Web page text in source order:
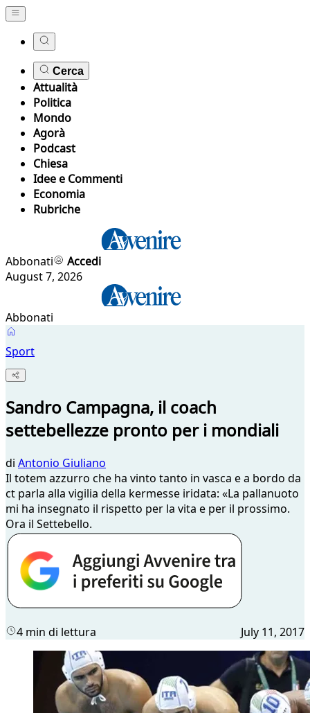
Cerca
Attualità
Politica
Mondo
Agorà
Podcast
Chiesa
Idee e Commenti
Economia
Rubriche
Abbonati
Accedi
August 7, 2026
Abbonati
Sport
Sandro Campagna, il coach
settebellezze pronto per i mondiali
di Antonio Giuliano
Il totem azzurro che ha vinto tanto in vasca e a bordo da
ct parla alla vigilia della kermesse iridata: «La pallanuoto
mi ha insegnato il rispetto per la vita e per il prossimo.
Ora il Settebello.
4 min di lettura July 11, 2017